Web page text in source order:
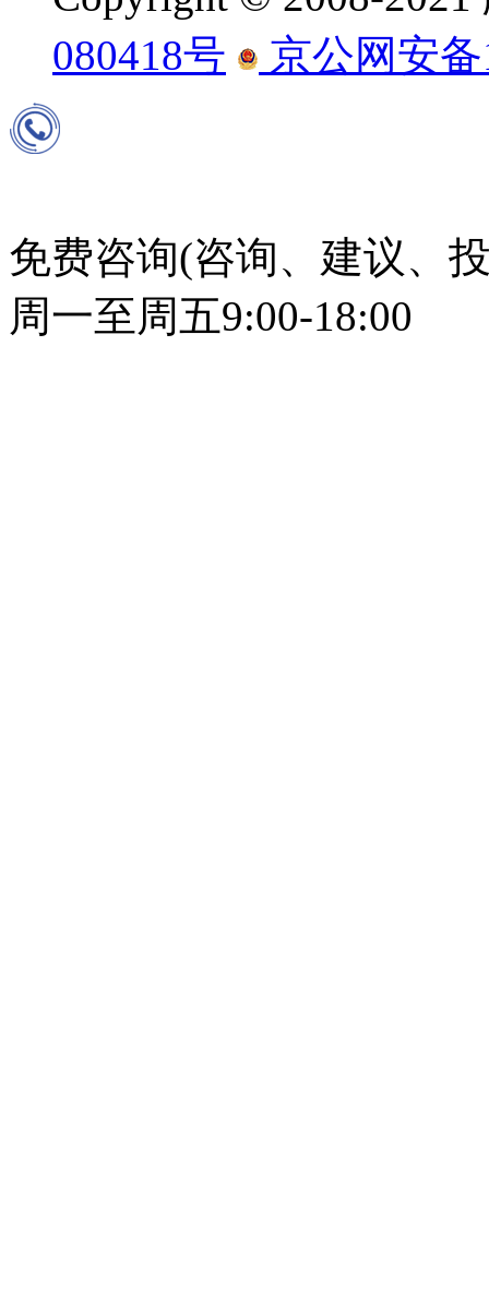
080418号
京公网安备
免费咨询(咨询、建议、
周一至周五9:00-18:00